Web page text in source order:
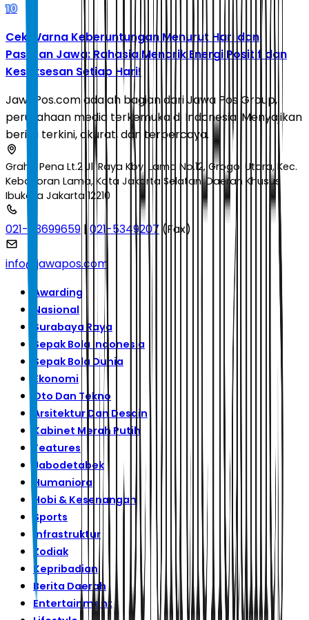
10
Cek Warna Keberuntungan Menurut Hari dan
Pasaran Jawa: Rahasia Menarik Energi Positif dan
Kesuksesan Setiap Hari!
JawaPos.com adalah bagian dari Jawa Pos Group,
perusahaan media terkemuka di Indonesia. Menyajikan
berita terkini, akurat, dan terpercaya.
Graha Pena Lt.2 Jl. Raya Kby. Lama No.12, Grogol Utara, Kec.
Kebayoran Lama, Kota Jakarta Selatan, Daerah Khusus
Ibukota Jakarta 12210
021-53699659 |021-5349207 (Fax)
info@jawapos.com
Awarding
Nasional
Surabaya Raya
Sepak Bola Indonesia
Sepak Bola Dunia
Ekonomi
Oto Dan Tekno
Arsitektur Dan Desain
Kabinet Merah Putih
Features
Jabodetabek
Humaniora
Hobi & Kesenangan
Sports
Infrastruktur
Zodiak
Kepribadian
Berita Daerah
Entertainment